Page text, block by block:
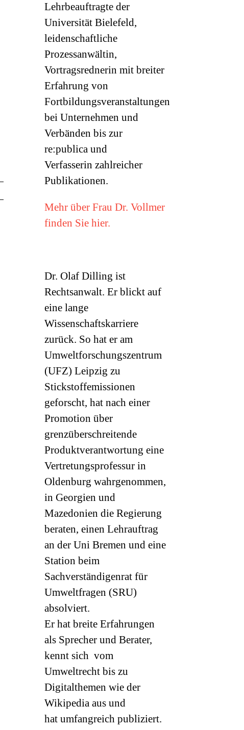
Lehrbeauftragte der
Universität Bielefeld,
leidenschaftliche
Prozessanwältin,
Vortragsrednerin mit breiter
Erfahrung von
Fortbildungsveranstaltungen
bei Unternehmen und
Verbänden bis zur
re:publica und
Verfasserin zahlreicher
Publikationen.
Mehr über Frau Dr. Vollmer
finden Sie hier.
Dr. Olaf Dilling ist
Rechtsanwalt. Er blickt auf
eine lange
Wissenschaftskarriere
zurück. So hat er am
Umweltforschungszentrum
(UFZ) Leipzig zu
Stickstoffemissionen
geforscht, hat nach einer
Promotion über
grenzüberschreitende
Produktverantwortung eine
Vertretungsprofessur in
Oldenburg wahrgenommen,
in Georgien und
Mazedonien die Regierung
beraten, einen Lehrauftrag
an der Uni Bremen und eine
Station beim
Sachverständigenrat für
Umweltfragen (SRU)
absolviert.
Er hat breite Erfahrungen
als Sprecher und Berater,
kennt sich vom
Umweltrecht bis zu
Digitalthemen wie der
Wikipedia aus und
hat umfangreich publiziert.